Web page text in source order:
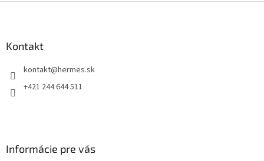
Kontakt
kontakt@hermes.sk
+421 244 644 511
Informácie pre vás